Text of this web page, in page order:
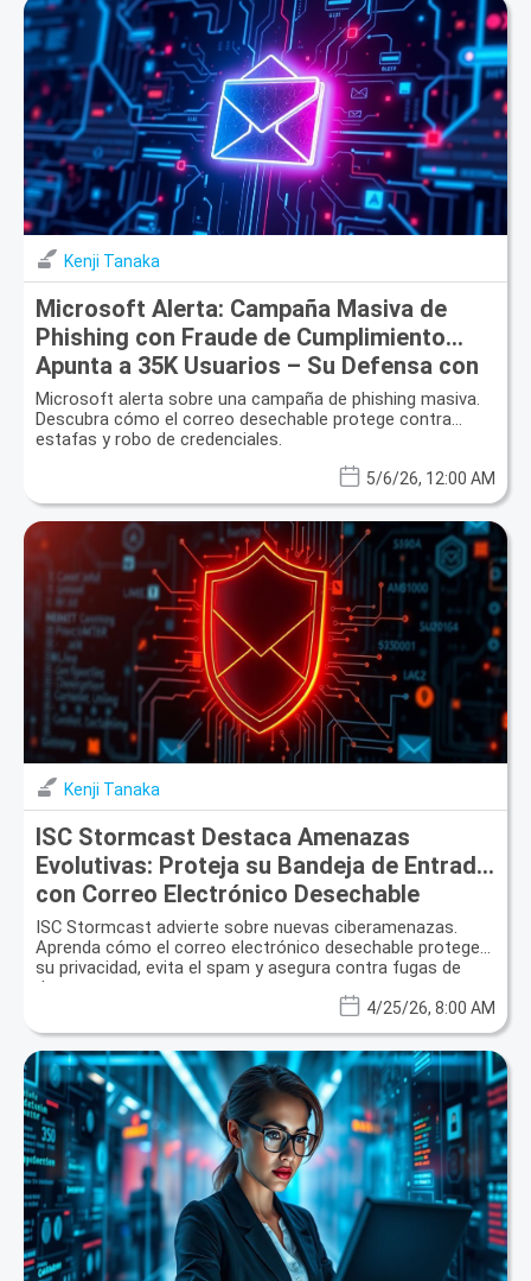
Kenji Tanaka
Microsoft Alerta: Campaña Masiva de
Phishing con Fraude de Cumplimiento
Apunta a 35K Usuarios – Su Defensa con
Correo Desechable
Microsoft alerta sobre una campaña de phishing masiva.
Descubra cómo el correo desechable protege contra
estafas y robo de credenciales.
5/6/26, 12:00 AM
Kenji Tanaka
ISC Stormcast Destaca Amenazas
Evolutivas: Proteja su Bandeja de Entrada
con Correo Electrónico Desechable
ISC Stormcast advierte sobre nuevas ciberamenazas.
Aprenda cómo el correo electrónico desechable protege
su privacidad, evita el spam y asegura contra fugas de
datos.
4/25/26, 8:00 AM